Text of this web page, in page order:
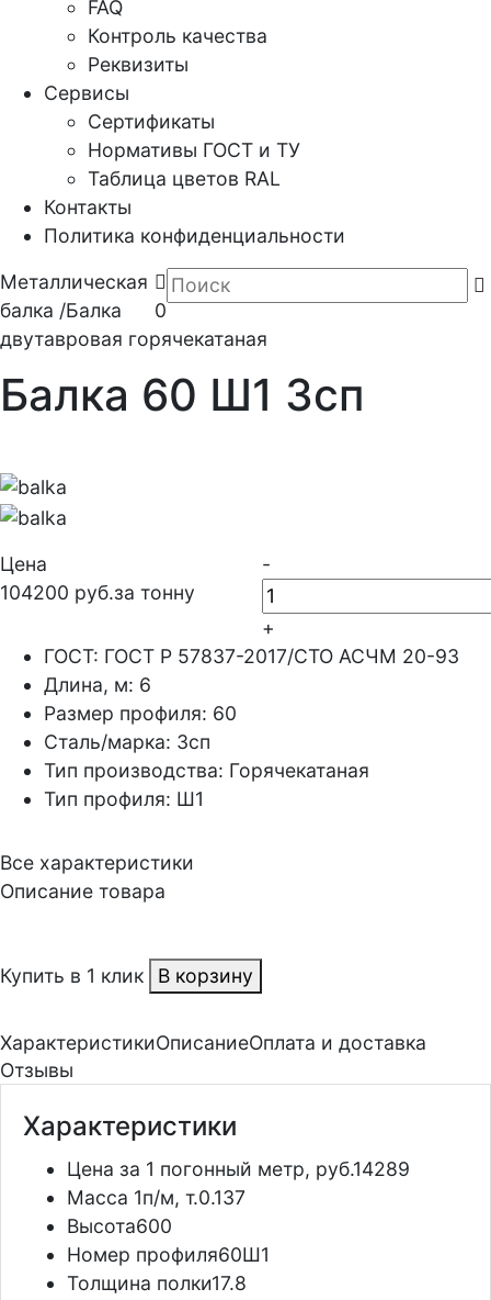
FAQ
Контроль качества
Реквизиты
Сервисы
Сертификаты
Нормативы ГОСТ и ТУ
Таблица цветов RAL
Контакты
Политика конфиденциальности
0
Металлическая
балка /Балка
двутавровая горячекатаная
Балка 60 Ш1 3сп
Цена
104200 руб.за тонну
-
+
ГОСТ: ГОСТ Р 57837-2017/СТО АСЧМ 20-93
Длина, м: 6
Размер профиля: 60
Сталь/марка: 3сп
Тип производства: Горячекатаная
Тип профиля: Ш1
Все характеристики
Описание товара
Купить в 1 клик В корзину
ХарактеристикиОписаниеОплата и доставка
Отзывы
Характеристики
Цена за 1 погонный метр, руб.14289
Масса 1п/м, т.0.137
Высота600
Номер профиля60Ш1
Толщина полки17.8